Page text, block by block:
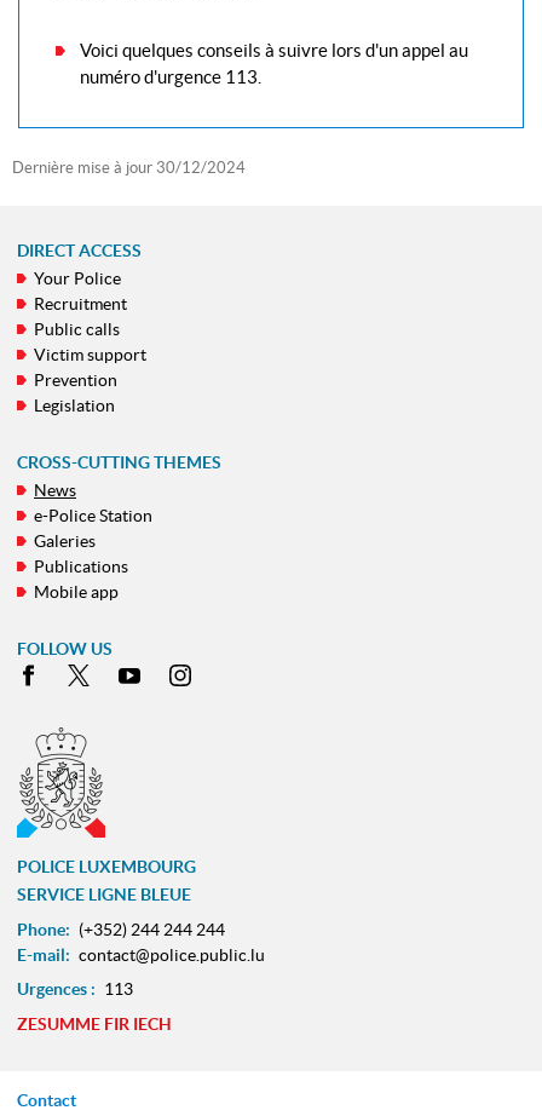
Voici quelques conseils à suivre lors d'un appel au
numéro d'urgence 113.
Dernière mise à jour 30/12/2024
NAVIGATION
MENU
DIRECT ACCESS
Your Police
Recruitment
Public calls
Victim support
Prevention
Legislation
CROSS-CUTTING THEMES
News
e-Police Station
Galeries
Publications
Mobile app
FOLLOW US
Facebook
X Youtube
POLICE LUXEMBOURG
SERVICE LIGNE BLEUE
Phone: (+352) 244 244 244
E-mail: contact@police.public.lu
Urgences : 113
ZESUMME FIR IECH
Contact